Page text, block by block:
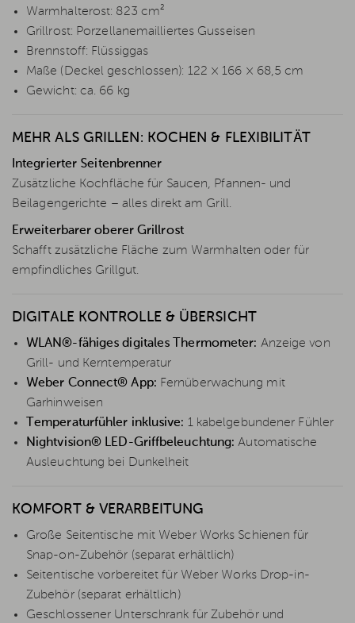
Warmhalterost: 823 cm²
Grillrost: Porzellanemailliertes Gusseisen
Brennstoff: Flüssiggas
Maße (Deckel geschlossen): 122 × 166 × 68,5 cm
Gewicht: ca. 66 kg
MEHR ALS GRILLEN: KOCHEN & FLEXIBILITÄT
Integrierter Seitenbrenner
Zusätzliche Kochfläche für Saucen, Pfannen- und
Beilagengerichte – alles direkt am Grill.
Erweiterbarer oberer Grillrost
Schafft zusätzliche Fläche zum Warmhalten oder für
empfindliches Grillgut.
DIGITALE KONTROLLE & ÜBERSICHT
WLAN®-fähiges digitales Thermometer: Anzeige von
Grill- und Kerntemperatur
Weber Connect® App: Fernüberwachung mit
Garhinweisen
Temperaturfühler inklusive: 1 kabelgebundener Fühler
Nightvision® LED-Griffbeleuchtung: Automatische
Ausleuchtung bei Dunkelheit
KOMFORT & VERARBEITUNG
Große Seitentische mit Weber Works Schienen für
Snap-on-Zubehör (separat erhältlich)
Seitentische vorbereitet für Weber Works Drop-in-
Zubehör (separat erhältlich)
Geschlossener Unterschrank für Zubehör und